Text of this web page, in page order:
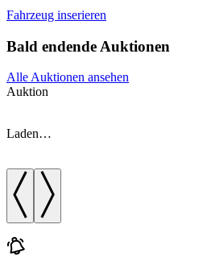
Fahrzeug inserieren
Bald endende Auktionen
Alle Auktionen ansehen
Auktion
Laden…